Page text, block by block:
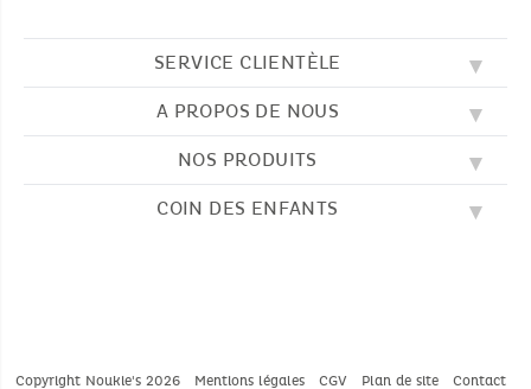
SERVICE CLIENTÈLE
QUESTIONS FRÉQUENTES (FAQ)
CONTACTEZ-NOUS
CGV
A PROPOS DE NOUS
NOS VALEURS
NOTRE HISTOIRE
NOS PRODUITS
BRODERIE
COIN DES ENFANTS
Copyright Noukie's 2026 Mentions légales CGV Plan de site Contact